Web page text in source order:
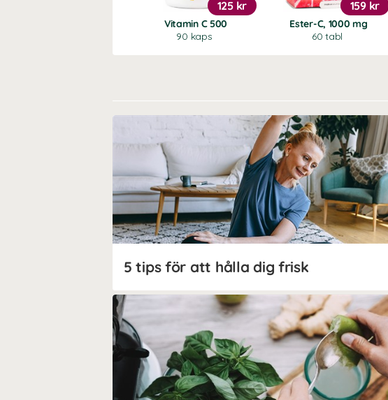
Vitamin C 500
90 kaps
125 kr
Ester-C, 1000 mg
60 tabl
159 kr
5 tips för att hålla dig frisk